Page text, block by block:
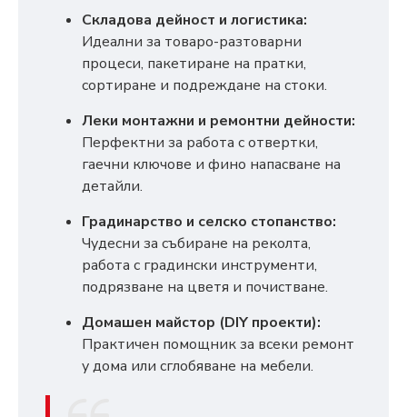
Складова дейност и логистика:
Идеални за товаро-разтоварни
процеси, пакетиране на пратки,
сортиране и подреждане на стоки.
Леки монтажни и ремонтни дейности:
Перфектни за работа с отвертки,
гаечни ключове и фино напасване на
детайли.
Градинарство и селско стопанство:
Чудесни за събиране на реколта,
работа с градински инструменти,
подрязване на цветя и почистване.
Домашен майстор (DIY проекти):
Практичен помощник за всеки ремонт
у дома или сглобяване на мебели.